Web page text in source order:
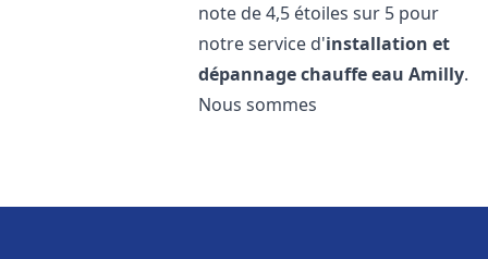
note de 4,5 étoiles sur 5 pour
notre service d'installation et
dépannage chauffe eau Amilly.
Nous sommes